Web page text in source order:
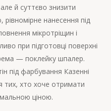
й суттєво знизити
нанесення під
мікротріщин і
при підготовці поверхні
— поклейку шпалер.
під фарбування Казенні
тих, хто хоче отримати
ціною.